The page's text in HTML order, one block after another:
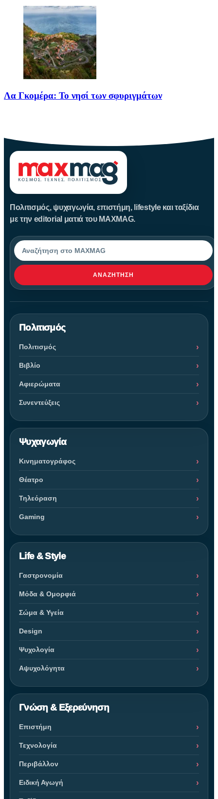
Λα Γκομέρα: Το νησί των σφυριγμάτων
Πολιτισμός, ψυχαγωγία, επιστήμη, lifestyle και ταξίδια
με την editorial ματιά του MAXMAG.
Αναζήτηση
ΑΝΑΖΉΤΗΣΗ
Πολιτισμός
Πολιτισμός
Βιβλίο
Αφιερώματα
Συνεντεύξεις
Ψυχαγωγία
Κινηματογράφος
Θέατρο
Τηλεόραση
Gaming
Life & Style
Γαστρονομία
Μόδα & Ομορφιά
Σώμα & Υγεία
Design
Ψυχολογία
Αψυχολόγητα
Γνώση & Εξερεύνηση
Επιστήμη
Τεχνολογία
Περιβάλλον
Ειδική Αγωγή